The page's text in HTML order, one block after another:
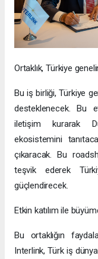
Ortaklık, Türkiye
Bu iş birliği, Türkiye
desteklenecek. Bu
iletişim kurarak
ekosistemini
çıkaracak. Bu
teşvik ederek
güçlendirecek.
Etkin katılım ile
Bu ortaklığın
Interlink, Türk iş